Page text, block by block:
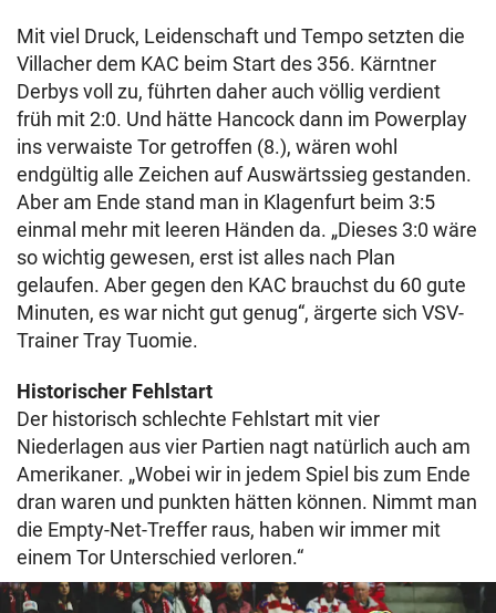
Mit viel Druck, Leidenschaft und Tempo setzten die
Villacher dem KAC beim Start des 356. Kärntner
Derbys voll zu, führten daher auch völlig verdient
früh mit 2:0. Und hätte Hancock dann im Powerplay
ins verwaiste Tor getroffen (8.), wären wohl
endgültig alle Zeichen auf Auswärtssieg gestanden.
Aber am Ende stand man in Klagenfurt beim 3:5
einmal mehr mit leeren Händen da. „Dieses 3:0 wäre
so wichtig gewesen, erst ist alles nach Plan
gelaufen. Aber gegen den KAC brauchst du 60 gute
Minuten, es war nicht gut genug“, ärgerte sich VSV-
Trainer Tray Tuomie.
Historischer Fehlstart
Der historisch schlechte Fehlstart mit vier
Niederlagen aus vier Partien nagt natürlich auch am
Amerikaner. „Wobei wir in jedem Spiel bis zum Ende
dran waren und punkten hätten können. Nimmt man
die Empty-Net-Treffer raus, haben wir immer mit
einem Tor Unterschied verloren.“